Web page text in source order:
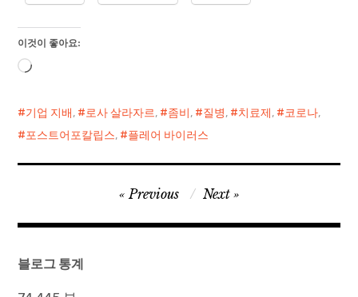
이것이 좋아요:
로
중...
기업 지배, 로사 살라자르, 좀비, 질병, 치료제, 코로나,
포스트어포칼립스, 플레어 바이러스
탐
Previous Next
블로그 통계